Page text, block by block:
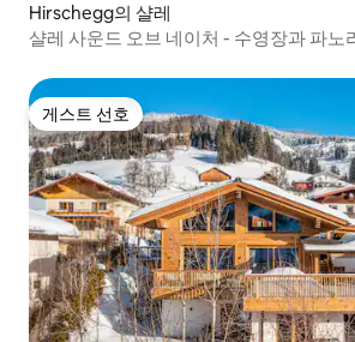
Hirschegg의 샬레
샬레 사운드 오브 네이처 - 수영장과 파노
게스트 선호
게스트 선호